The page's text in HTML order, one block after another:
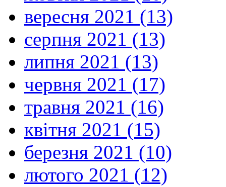
вересня 2021 (13)
серпня 2021 (13)
липня 2021 (13)
червня 2021 (17)
травня 2021 (16)
квітня 2021 (15)
березня 2021 (10)
лютого 2021 (12)